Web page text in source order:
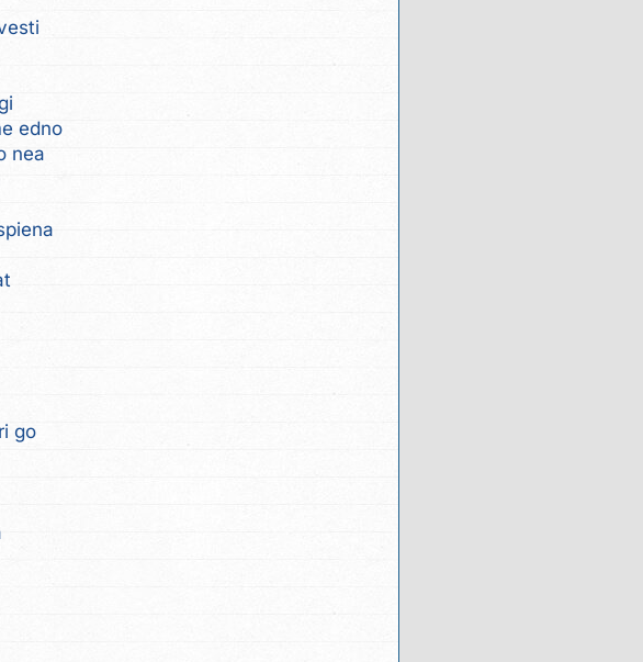
edno
nea
go